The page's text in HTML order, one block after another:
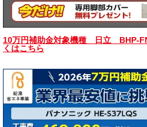
10万円補助金対象機種 日立 BHP-
くはこちら